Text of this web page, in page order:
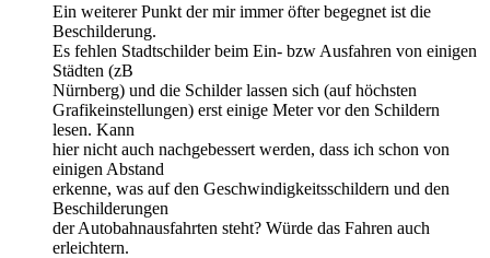
Ein weiterer Punkt der mir immer öfter begegnet ist die
Beschilderung.
Es fehlen Stadtschilder beim Ein- bzw Ausfahren von einigen
Städten (zB
Nürnberg) und die Schilder lassen sich (auf höchsten
Grafikeinstellungen) erst einige Meter vor den Schildern
lesen. Kann
hier nicht auch nachgebessert werden, dass ich schon von
einigen Abstand
erkenne, was auf den Geschwindigkeitsschildern und den
Beschilderungen
der Autobahnausfahrten steht? Würde das Fahren auch
erleichtern.